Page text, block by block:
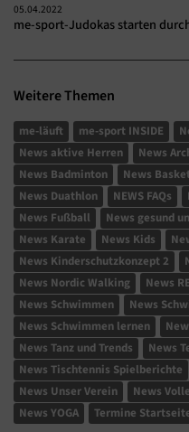
05.04.2022
me-sport-Judokas starten
Weitere Themen
me-läuft me-sport INSIDE
News aktive Herren
News
News Badminton
News
News Duathlon
NEWS FAQs
News Fußball
News gesund
News Karate
News Kids
News Kinderschutzkonzept 2
News Nordic Walking
News
News Schwimmen
News
News Schwimmen lernen
News Tanz und Trends
News
News Tischtennis Spielberichte
News Unser Verein
News
News YOGA
Termine